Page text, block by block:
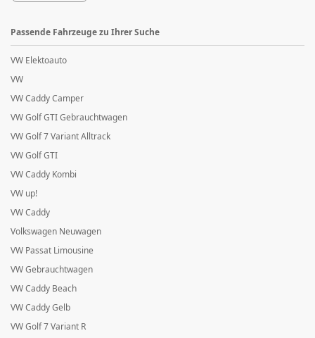
Passende Fahrzeuge zu Ihrer Suche
VW Elektoauto
VW
VW Caddy Camper
VW Golf GTI Gebrauchtwagen
VW Golf 7 Variant Alltrack
VW Golf GTI
VW Caddy Kombi
VW up!
VW Caddy
Volkswagen Neuwagen
VW Passat Limousine
VW Gebrauchtwagen
VW Caddy Beach
VW Caddy Gelb
VW Golf 7 Variant R